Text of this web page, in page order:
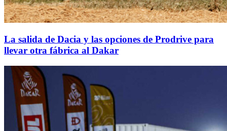
La salida de Dacia y las opciones de Prodrive para
llevar otra fábrica al Dakar